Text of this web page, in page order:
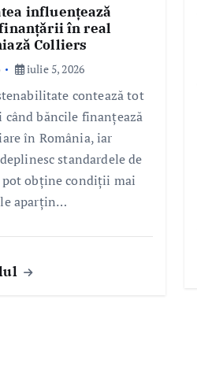
influențează
în real
Colliers
iulie 5, 2026
contează tot
băncile finanțează
în România, iar
standardele de
obține condiții mai
aparțin…